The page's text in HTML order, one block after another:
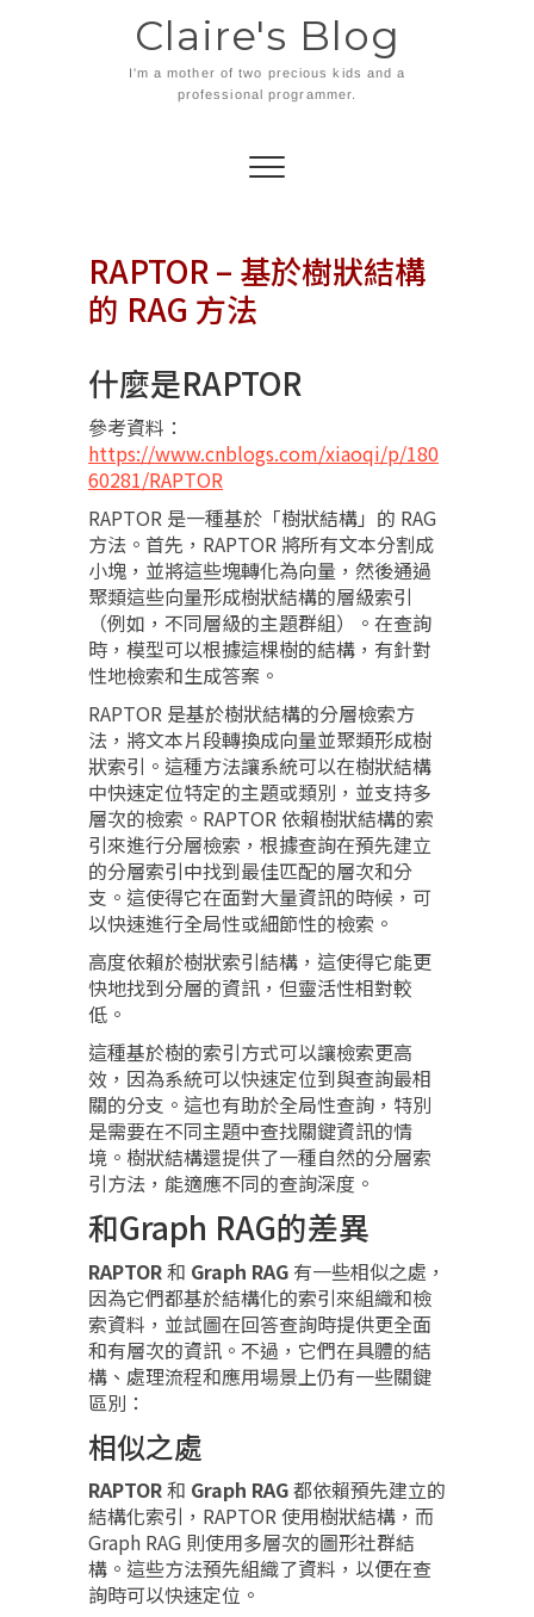
Claire's Blog
I'm a mother of two precious kids and a
professional programmer.
RAPTOR – 基於樹狀結構
的 RAG 方法
什麼是RAPTOR
參考資料：
https://www.cnblogs.com/xiaoqi/p/180
60281/RAPTOR
RAPTOR 是一種基於「樹狀結構」的 RAG
方法。首先，RAPTOR 將所有文本分割成
小塊，並將這些塊轉化為向量，然後通過
聚類這些向量形成樹狀結構的層級索引
（例如，不同層級的主題群組）。在查詢
時，模型可以根據這棵樹的結構，有針對
性地檢索和生成答案。
RAPTOR 是基於樹狀結構的分層檢索方
法，將文本片段轉換成向量並聚類形成樹
狀索引。這種方法讓系統可以在樹狀結構
中快速定位特定的主題或類別，並支持多
層次的檢索。RAPTOR 依賴樹狀結構的索
引來進行分層檢索，根據查詢在預先建立
的分層索引中找到最佳匹配的層次和分
支。這使得它在面對大量資訊的時候，可
以快速進行全局性或細節性的檢索。
高度依賴於樹狀索引結構，這使得它能更
快地找到分層的資訊，但靈活性相對較
低。
這種基於樹的索引方式可以讓檢索更高
效，因為系統可以快速定位到與查詢最相
關的分支。這也有助於全局性查詢，特別
是需要在不同主題中查找關鍵資訊的情
境。樹狀結構還提供了一種自然的分層索
引方法，能適應不同的查詢深度。
和Graph RAG的差異
RAPTOR和 Graph RAG 有一些相似之處，
因為它們都基於結構化的索引來組織和檢
索資料，並試圖在回答查詢時提供更全面
和有層次的資訊。不過，它們在具體的結
構、處理流程和應用場景上仍有一些關鍵
區別：
相似之處
RAPTOR和 Graph RAG都依賴預先建立的
結構化索引，RAPTOR 使用樹狀結構，而
Graph RAG 則使用多層次的圖形社群結
構。這些方法預先組織了資料，以便在查
詢時可以快速定位。